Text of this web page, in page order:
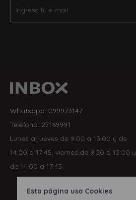
Esta página usa Cookies
Whatsapp: 099973147
Teléfono: 27169991
Lunes a jueves de 9:00 a 13:00 y de
14:00 a 17:45, viernes de 9:30 a 13:00 y
de 14:00 a 17:45.